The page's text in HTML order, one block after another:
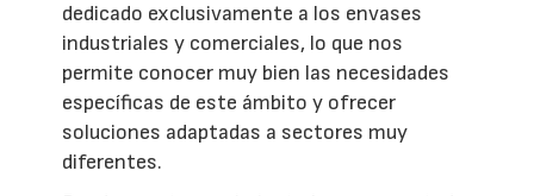
dedicado exclusivamente a los envases
industriales y comerciales, lo que nos
permite conocer muy bien las necesidades
específicas de este ámbito y ofrecer
soluciones adaptadas a sectores muy
diferentes.